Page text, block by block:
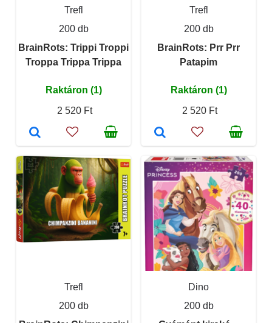
Trefl
200 db
BrainRots: Trippi Troppi
Troppa Trippa Trippa
Raktáron (1)
2 520 Ft
Trefl
200 db
BrainRots: Prr Prr
Patapim
Raktáron (1)
2 520 Ft
Trefl
200 db
Dino
200 db